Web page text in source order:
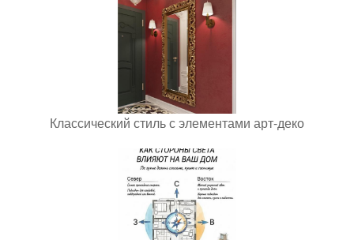
Классический стиль с элементами арт-деко